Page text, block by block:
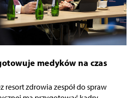
medyków na czas
resort zdrowia zespół do spraw